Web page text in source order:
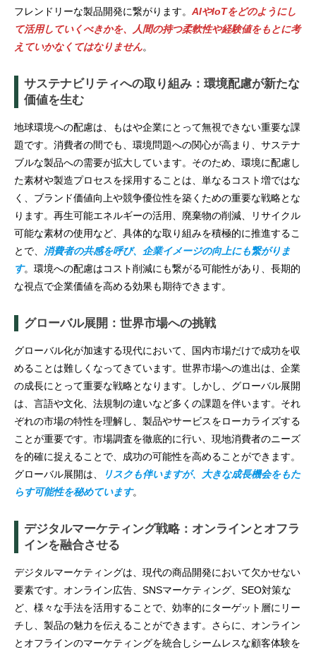
フレンドリーな製品開発に繋がります。 AIやIoTをどのようにし
て活用していくべきかを、人間の持つ柔軟性や経験値をもとに考
えていかなくてはなりません。
サステナビリティへの取り組み：環境配慮が新たな
価値を生む
地球環境への配慮は、もはや企業にとって無視できない重要な課
題です。消費者の間でも、環境問題への関心が高まり、サステナ
ブルな製品への需要が拡大しています。そのため、環境に配慮し
た素材や製造プロセスを採用することは、単なるコスト増ではな
く、ブランド価値向上や競争優位性を築くための重要な戦略とな
ります。再生可能エネルギーの活用、廃棄物の削減、リサイクル
可能な素材の使用など、具体的な取り組みを積極的に推進するこ
とで、
消費者の共感を呼び、企業イメージの向上にも繋がりま
す。環境への配慮はコスト削減にも繋がる可能性があり、長期的
な視点で企業価値を高める効果も期待できます。
グローバル展開：世界市場への挑戦
グローバル化が加速する現代において、国内市場だけで成功を収
めることは難しくなってきています。世界市場への進出は、企業
の成長にとって重要な戦略となります。しかし、グローバル展開
は、言語や文化、法規制の違いなど多くの課題を伴います。それ
ぞれの市場の特性を理解し、製品やサービスをローカライズする
ことが重要です。市場調査を徹底的に行い、現地消費者のニーズ
を的確に捉えることで、成功の可能性を高めることができます。
グローバル展開は、
リスクも伴いますが、大きな成長機会をもた
らす可能性を秘めています。
デジタルマーケティング戦略：オンラインとオフラ
インを融合させる
デジタルマーケティングは、現代の商品開発において欠かせない
要素です。オンライン広告、SNSマーケティング、SEO対策な
ど、様々な手法を活用することで、効率的にターゲット層にリー
チし、製品の魅力を伝えることができます。さらに、オンライン
とオフラインのマーケティングを統合しシームレスな顧客体験を